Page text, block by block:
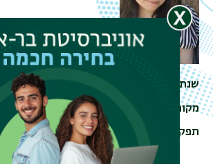
שנת סיום התואר
מקום עבודה האגף לשירותים
תפקיד
עו"ס משפחה; רכזת
עם קשיי התנהגות